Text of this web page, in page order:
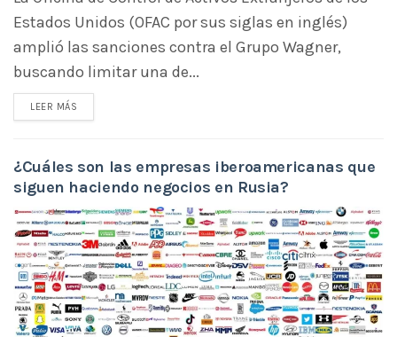
Estados Unidos (OFAC por sus siglas en inglés)
amplió las sanciones contra el Grupo Wagner,
buscando limitar una de...
LEER MÁS
¿Cuáles son las empresas iberoamericanas que
siguen haciendo negocios en Rusia?